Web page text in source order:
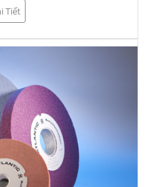
Tiết